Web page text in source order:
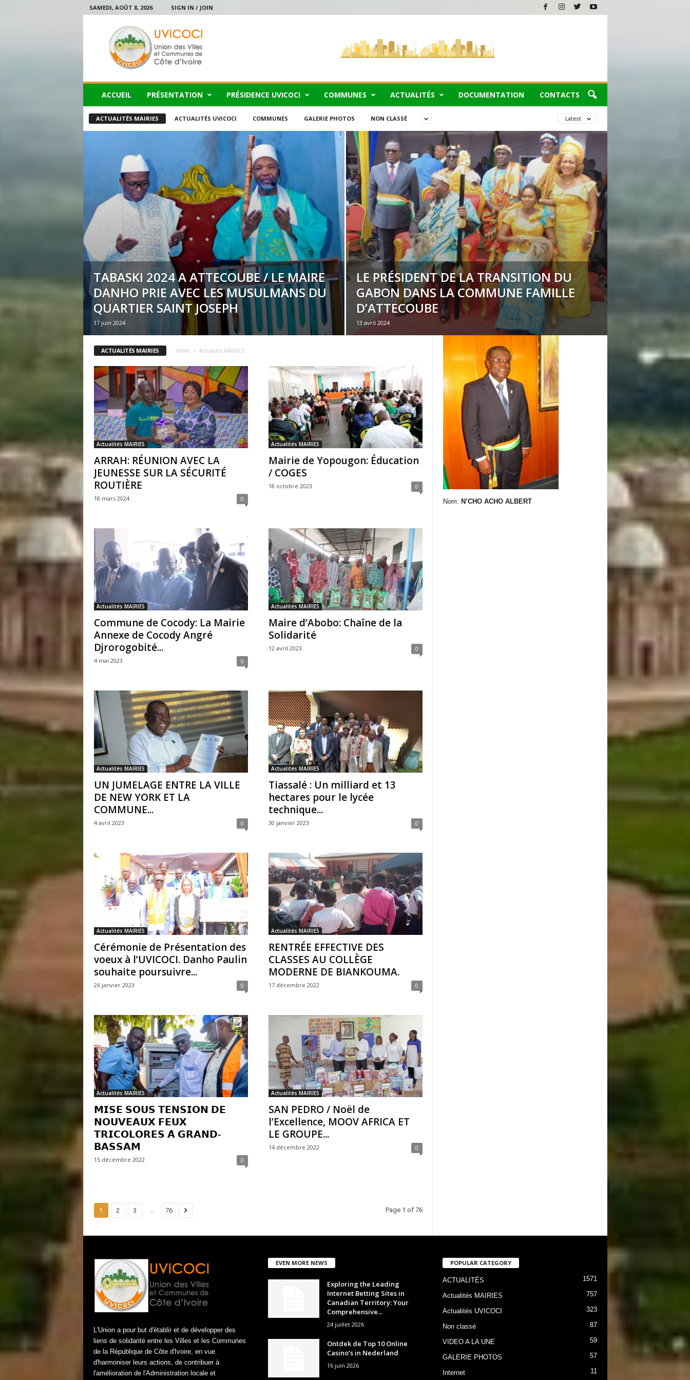
SAMEDI, AOÛT 8, 2026 SIGN IN / JOIN
ACCUEIL PRÉSENTATION PRÉSIDENCE UVICOCI COMMUNES ACTUALITÉS DOCUMENTATION CONTACTS
ACTUALITÉS MAIRIES ACTUALITÉS UVICOCI COMMUNES GALERIE PHOTOS NON CLASSÉ Latest
TABASKI 2024 A ATTECOUBE / LE MAIRE
DANHO PRIE AVEC LES MUSULMANS DU
QUARTIER SAINT JOSEPH
17 juin 2024
LE PRÉSIDENT DE LA TRANSITION DU
GABON DANS LA COMMUNE FAMILLE
D’ATTECOUBE
13 avril 2024
ACTUALITÉS MAIRIES Home Actualités MAIRIES
Actualités MAIRIES
ARRAH: RÉUNION AVEC LA
JEUNESSE SUR LA SÉCURITÉ
ROUTIÈRE
18 mars 2024 0
Actualités MAIRIES
Mairie de Yopougon: Éducation
/ COGES
18 octobre 2023 0
Actualités MAIRIES
Commune de Cocody: La Mairie
Annexe de Cocody Angré
Djrorogobité...
4 mai 2023 0
Actualités MAIRIES
Maire d’Abobo: Chaîne de la
Solidarité
12 avril 2023 0
Actualités MAIRIES
UN JUMELAGE ENTRE LA VILLE
DE NEW YORK ET LA
COMMUNE...
4 avril 2023 0
Actualités MAIRIES
Tiassalé : Un milliard et 13
hectares pour le lycée
technique...
30 janvier 2023 0
Actualités MAIRIES
Cérémonie de Présentation des
voeux à l’UVICOCI. Danho Paulin
souhaite poursuivre...
26 janvier 2023 0
Actualités MAIRIES
RENTRÉE EFFECTIVE DES
CLASSES AU COLLÈGE
MODERNE DE BIANKOUMA.
17 décembre 2022 0
Actualités MAIRIES
𝗠𝗜𝗦𝗘 𝗦𝗢𝗨𝗦 𝗧𝗘𝗡𝗦𝗜𝗢𝗡 𝗗𝗘
𝗡𝗢𝗨𝗩𝗘𝗔𝗨𝗫 𝗙𝗘𝗨𝗫
𝗧𝗥𝗜𝗖𝗢𝗟𝗢𝗥𝗘𝗦 𝗔̀ 𝗚𝗥𝗔𝗡𝗗-
𝗕𝗔𝗦𝗦𝗔𝗠
15 décembre 2022 0
Actualités MAIRIES
SAN PEDRO / Noël de
l’Excellence, MOOV AFRICA ET
LE GROUPE...
14 décembre 2022 0
1 2 3 ... 76 Page 1 of 76
Nom: N’CHO ACHO ALBERT
L'Union a pour but d'établir et de développer des
liens de solidarité entre les Villes et les Communes
de la République de Côte d'Ivoire, en vue
d'harmoniser leurs actions, de contribuer à
l'amélioration de l'Administration locale et
EVEN MORE NEWS
Exploring the Leading
Internet Betting Sites in
Canadian Territory: Your
Comprehensive...
24 juillet 2026
Ontdek de Top 10 Online
Casino’s in Nederland
16 juin 2026
POPULAR CATEGORY
ACTUALITÉS 1571
Actualités MAIRIES 757
Actualités UVICOCI 323
Non classé 87
VIDEO A LA UNE 59
GALERIE PHOTOS 57
Internet 11